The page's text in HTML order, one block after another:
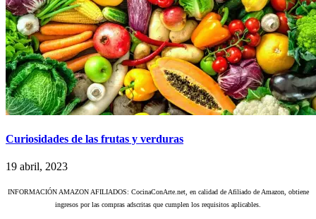
Curiosidades de las frutas y verduras
19 abril, 2023
INFORMACIÓN AMAZON AFILIADOS: CocinaConArte.net, en calidad de Afiliado de Amazon, obtiene
ingresos por las compras adscritas que cumplen los requisitos aplicables.